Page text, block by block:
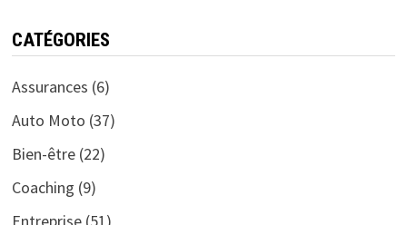
CATÉGORIES
Assurances (6)
Auto Moto (37)
Bien-être(22)
Coaching (9)
Entreprise(51)